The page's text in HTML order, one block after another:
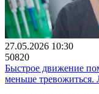
27.05.2026 10:30
50820
Быстрое движение
меньше тревожиться.